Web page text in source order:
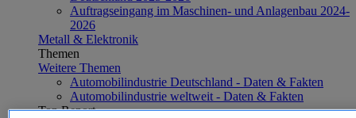
Auftragseingang im Maschinen- und Anlagenbau 2024-
2026
Metall & Elektronik
Themen
Weitere Themen
Automobilindustrie Deutschland - Daten & Fakten
Automobilindustrie weltweit - Daten & Fakten
Top Report